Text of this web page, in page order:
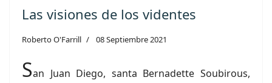
Las visiones de los videntes
Roberto O'Farrill 08 Septiembre 2021
San Juan Diego, santa Bernadette Soubirous,